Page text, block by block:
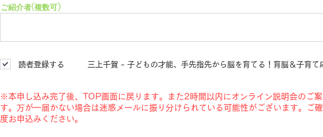
ご紹介者(複数可)
読者登録する 三上千賀 - 子どもの才能、手先指先から脳を育てる！育脳＆子育て
※本申し込み完了後、TOP画面に戻ります。また2時間以内にオンライン説明会のご案
す。万が一届かない場合は迷惑メールに振り分けられている可能性がございます。ご
度お申込みください。